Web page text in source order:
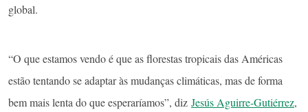
global.
“O que estamos vendo é que as florestas tropicais das Américas
estão tentando se adaptar às mudanças climáticas, mas de forma
bem mais lenta do que esperaríamos”, diz Jesús Aguirre-Gutiérrez,